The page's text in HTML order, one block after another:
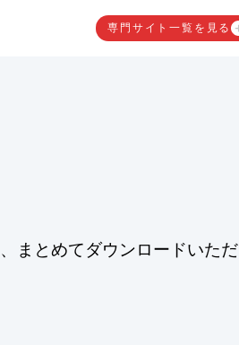
専門サイト一覧を見る
まとめてダウンロードいただ